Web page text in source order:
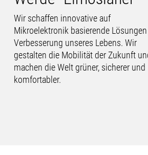
Wir schaffen innovative auf
Mikroelektronik basierende
Verbesserung unseres Lebens. Wir
gestalten die Mobilität der Zukunft
machen die Welt grüner, sicherer und
komfortabler.